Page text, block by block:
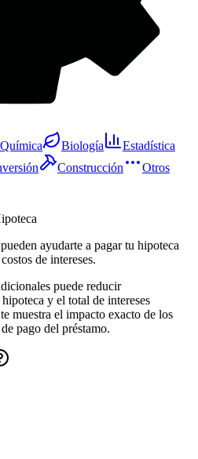
Química Biología
Estadística
Construcción Otros
ayudarte a pagar tu hipoteca
de intereses.
puede reducir
y el total de intereses
muestra el impacto exacto de los
pago del préstamo.